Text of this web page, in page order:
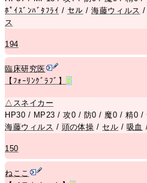
ﾎﾟｲｽﾞﾝﾊﾞﾀﾌﾗｲ / セル /海藤ウィルス /
ス
194
臨床研究医
【ﾌｫｰﾘﾝｸﾞﾗﾌﾞ】
R
△ スネイカー
HP30 / MP23 / 攻0 / 防0 / 魔0 / 精0 /
海藤ウィルス / 頭の体操 / セル / 吸血
150
ねここ